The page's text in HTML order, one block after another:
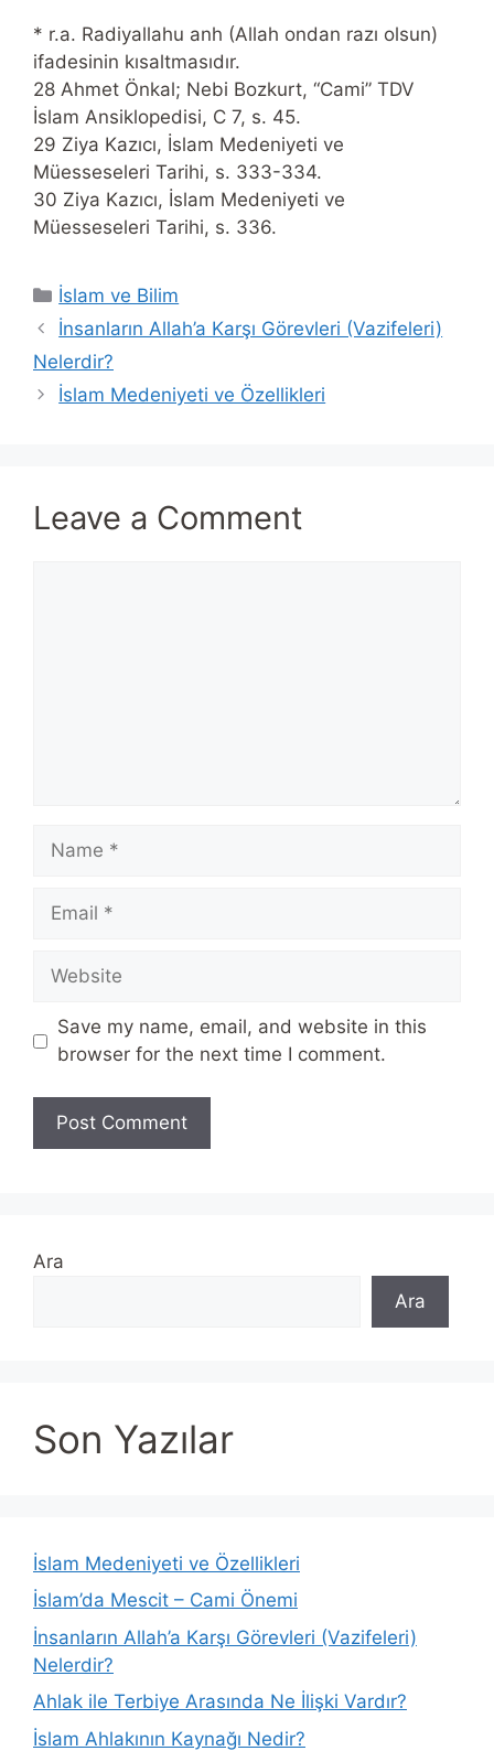
* r.a. Radiyallahu anh (Allah ondan razı olsun)
ifadesinin kısaltmasıdır.
28 Ahmet Önkal; Nebi Bozkurt, “Cami” TDV
İslam Ansiklopedisi, C 7, s. 45.
29 Ziya Kazıcı, İslam Medeniyeti ve
Müesseseleri Tarihi, s. 333-334.
30 Ziya Kazıcı, İslam Medeniyeti ve
Müesseseleri Tarihi, s. 336.
Categories
İslam ve Bilim
İnsanların Allah’a Karşı Görevleri (Vazifeleri)
Nelerdir?
İslam Medeniyeti ve Özellikleri
Leave a Comment
Name
Email
Website
Save my name, email, and website in this
browser for the next time I comment.
Ara
Ara
Son Yazılar
İslam Medeniyeti ve Özellikleri
İslam’da Mescit – Cami Önemi
İnsanların Allah’a Karşı Görevleri (Vazifeleri)
Nelerdir?
Ahlak ile Terbiye Arasında Ne İlişki Vardır?
İslam Ahlakının Kaynağı Nedir?